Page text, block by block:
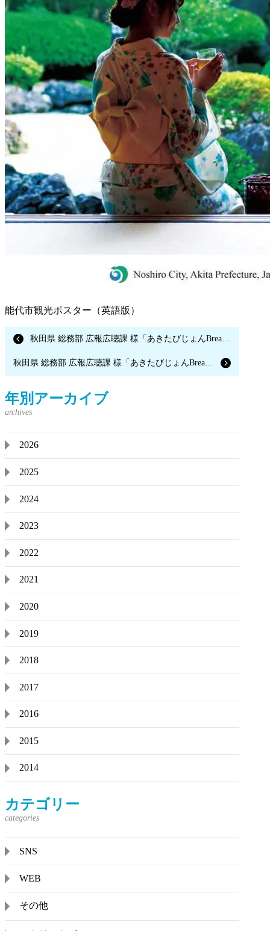
能代市観光ポスター（英語版）
秋田県 総務部 広報広聴課 様「あきたびじょんBreak vol.13 木能実 髙濱遼平さん、髙濱奈保子さん」
秋田県 総務部 広報広聴課 様「あきたびじょんBreak vol.12 TreSorelle（トレソレッレ）塩原俊介さん」
年別アーカイブ
2026
2025
2024
2023
2022
2021
2020
2019
2018
2017
2016
2015
2014
カテゴリー
SNS
WEB
その他